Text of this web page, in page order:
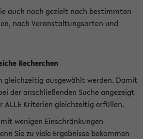
auch noch gezielt nach bestimmten
nach Veranstaltungsarten und
Recherchen
gleichzeitig ausgewählt werden. Damit
der anschließenden Suche angezeigt
ALLE Kriterien gleichzeitig erfüllen.
wenigen Einschränkungen
Sie zu viele Ergebnisse bekommen